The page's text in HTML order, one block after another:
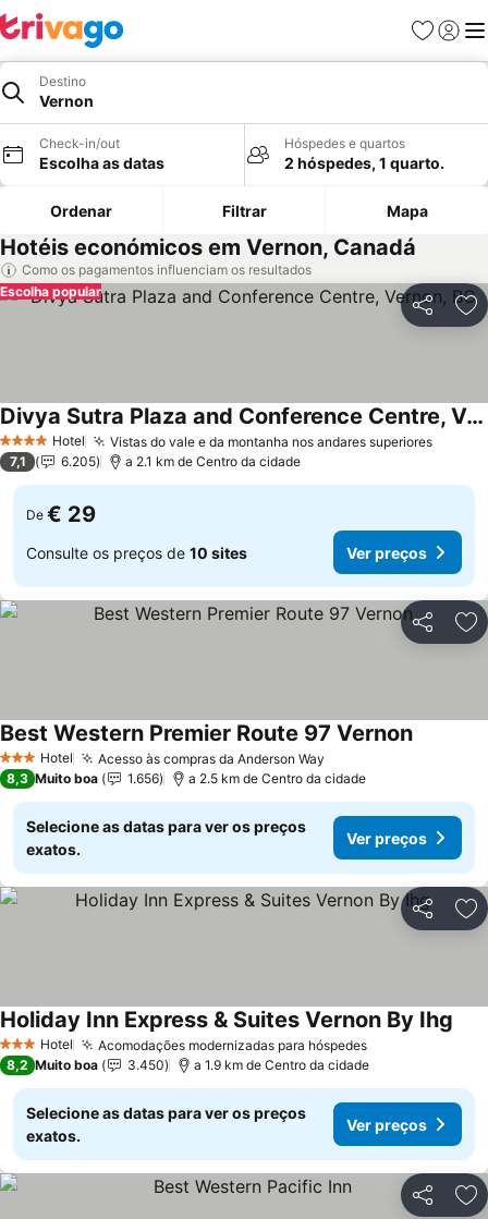
Favoritos
Iniciar
Destino
Vernon
Check-in/out
Escolha as datas
Hóspedes e quartos
2 hóspedes, 1 quarto.
Ordenar Filtrar Mapa
Hotéis económicos em Vernon, Canadá
Como os pagamentos influenciam os resultados
Partilhar
Escolha popular
4 EstrelasHotel Vistas do vale e da montanha nos andares superiores
Divya Sutra Plaza and Conference Centre, Vernon, BC
7,1 6.205 a 2.1 km de Centro da cidade
De € 29
Consulte os preços de 10 sites Ver preços
Partilhar
3 EstrelasHotel Acesso às compras da Anderson Way
Best Western Premier Route 97 Vernon
8,3 Muito boa 1.656 a 2.5 km de Centro da cidade
Selecione as datas para ver os preços
exatos.
Ver preços
Partilhar
3 EstrelasHotel Acomodações modernizadas para hóspedes
Holiday Inn Express & Suites Vernon By Ihg
8,2 Muito boa 3.450 a 1.9 km de Centro da cidade
Selecione as datas para ver os preços
exatos.
Ver preços
Partilhar